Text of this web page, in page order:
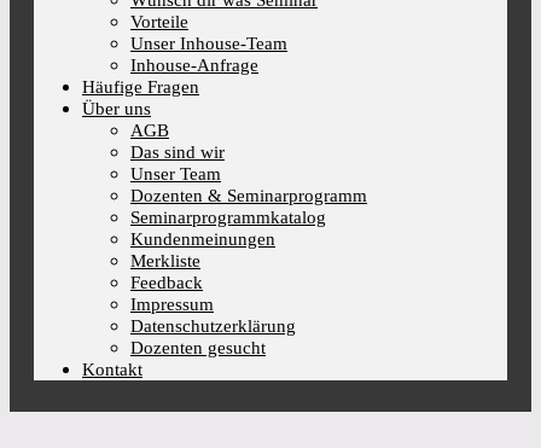
Vorteile
Unser Inhouse-Team
Inhouse-Anfrage
Häufige Fragen
Über uns
AGB
Das sind wir
Unser Team
Dozenten & Seminarprogramm
Seminarprogrammkatalog
Kundenmeinungen
Merkliste
Feedback
Impressum
Datenschutzerklärung
Dozenten gesucht
Kontakt